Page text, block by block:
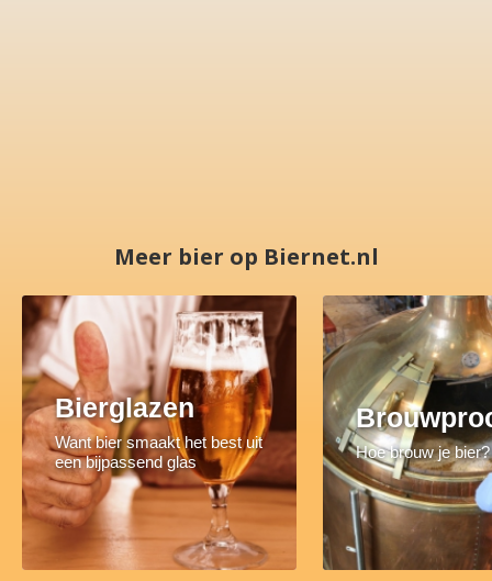
Meer bier op Biernet.nl
Bierglazen
Want bier smaakt het best uit
een bijpassend glas
Hoe brouw je bier?